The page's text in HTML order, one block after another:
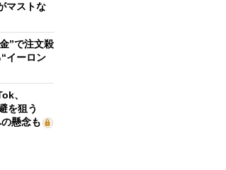
マストな
”で注文殺
イーロン
、
を狙う
懸念も